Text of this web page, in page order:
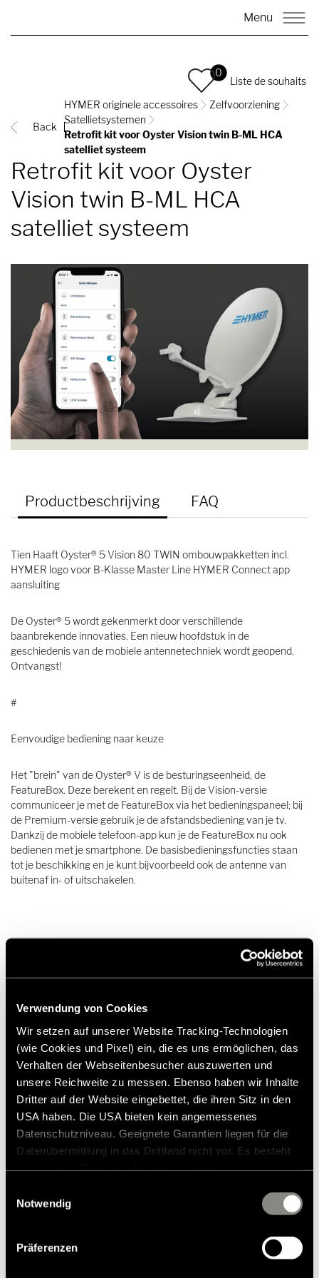
Verwendung von Cookies
Wir setzen auf unserer Website Tracking-Technologien
(wie Cookies und Pixel) ein, die es uns ermöglichen, das
Verhalten der Webseitenbesucher auszuwerten und
unsere Reichweite zu messen. Ebenso haben wir Inhalte
Dritter auf der Website eingebettet, die ihren Sitz in den
USA haben. Die USA bieten kein angemessenes
Datenschutzniveau. Geeignete Garantien liegen für die
Datenübermittlung in das Drittland nicht vor. Es besteht
zustehen. Eingesetzte Dienstleister können Daten für
zusammenführen. Weitere Informationen finden Sie in
unsererDatenschutzerklärung
. Akzeptieren Sie oder
Notwendig
Präferenzen
Menu
0
Liste de souhaits
Back
HYMER originele accessoires
Zelfvoorziening
Satellietsystemen
Retrofit kit voor Oyster Vision twin B-ML HCA
satelliet systeem
Retrofit kit voor Oyster
Vision twin B-ML HCA
satelliet systeem
Productbeschrijving FAQ
Tien Haaft Oyster® 5 Vision 80 TWIN ombouwpakketten incl.
HYMER logo voor B-Klasse Master Line HYMER Connect app
aansluiting
De Oyster® 5 wordt gekenmerkt door verschillende
baanbrekende innovaties. Een nieuw hoofdstuk in de
geschiedenis van de mobiele antennetechniek wordt geopend.
Ontvangst!
#
Eenvoudige bediening naar keuze
Het "brein" van de Oyster® V is de besturingseenheid, de
FeatureBox. Deze berekent en regelt. Bij de Vision-versie
communiceer je met de FeatureBox via het bedieningspaneel; bij
de Premium-versie gebruik je de afstandsbediening van je tv.
Dankzij de mobiele telefoon-app kun je de FeatureBox nu ook
bedienen met je smartphone. De basisbedieningsfuncties staan
tot je beschikking en je kunt bijvoorbeeld ook de antenne van
buitenaf in- of uitschakelen.
€ 2.749,00
Prix de vente conseillé*
Past het artikel bij mijn voertuig?
Numéro d'article: 8501862
* Originele Hymer accessoires zijn niet vanuit de fabriek